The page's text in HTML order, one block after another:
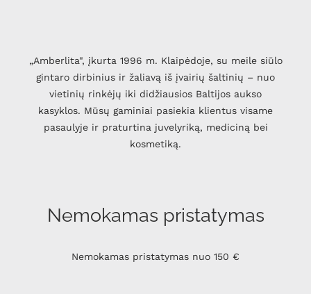
„Amberlita", įkurta 1996 m. Klaipėdoje, su meile siūlo
gintaro dirbinius ir žaliavą iš įvairių šaltinių – nuo
vietinių rinkėjų iki didžiausios Baltijos aukso
kasyklos. Mūsų gaminiai pasiekia klientus visame
pasaulyje ir praturtina juvelyriką, mediciną bei
kosmetiką.
Nemokamas pristatymas
Nemokamas pristatymas nuo 150 €